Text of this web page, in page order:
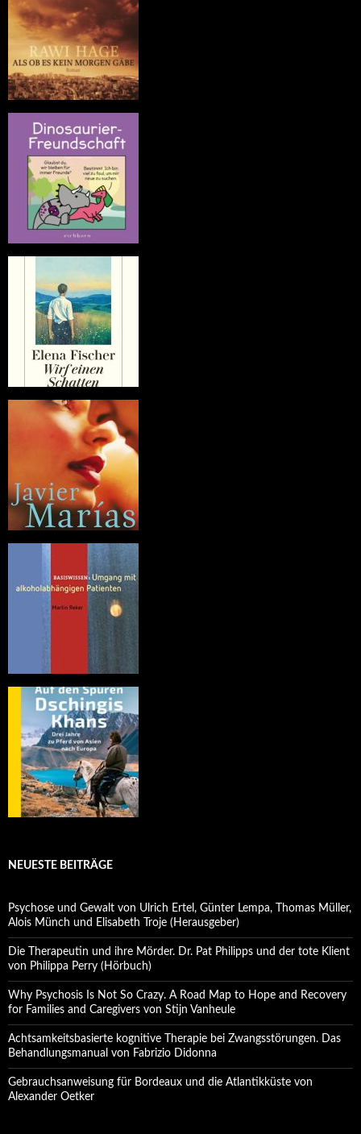
NEUESTE BEITRÄGE
Psychose und Gewalt von Ulrich Ertel, Günter Lempa, Thomas Müller,
Alois Münch und Elisabeth Troje (Herausgeber)
Die Therapeutin und ihre Mörder. Dr. Pat Philipps und der tote Klient
von Philippa Perry (Hörbuch)
Why Psychosis Is Not So Crazy. A Road Map to Hope and Recovery
for Families and Caregivers von Stijn Vanheule
Achtsamkeitsbasierte kognitive Therapie bei Zwangsstörungen. Das
Behandlungsmanual von Fabrizio Didonna
Gebrauchsanweisung für Bordeaux und die Atlantikküste von
Alexander Oetker